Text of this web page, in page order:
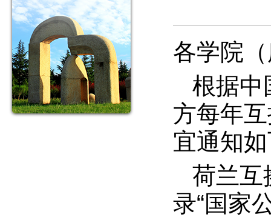
各学院
根据中
方每年
宜通知
荷兰互
录“国家